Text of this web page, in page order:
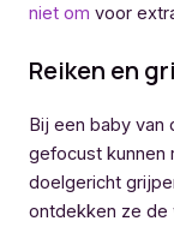
niet om voor
Reiken en
Bij een baby
gefocust kunnen
doelgericht
ontdekken ze de